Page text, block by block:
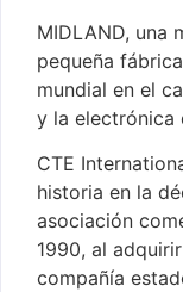
MIDLAND, una
pequeña
mundial en el
y la electrónica
CTE
historia en la
asociación
1990, al
compañía